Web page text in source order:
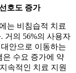
호도 증가
는 비침습적 치료
거의 56%의 사용자
안으로 이동하는
은 수요 증가에 약
속적인 치료 지원